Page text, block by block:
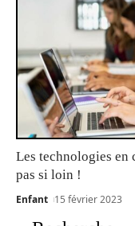
Les technologies en
pas si loin !
Enfant 15 février 2023